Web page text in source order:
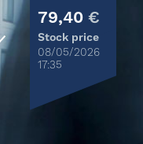
79,40€
Stock price
08/05/2026
17:35